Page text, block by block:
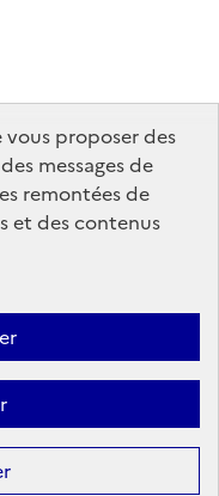
vous proposer des
messages de
remontées de
et des contenus
de connexion
ce site sont sous